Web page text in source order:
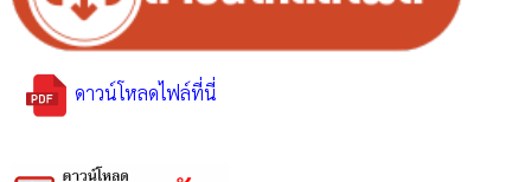
ดาวน์โหลดไฟล์ที่นี่